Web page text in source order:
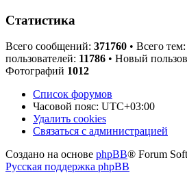
Статистика
Всего сообщений: 371760 • Всего тем:
пользователей: 11786 • Новый
Фотографий 1012
Список форумов
Часовой пояс: UTC+03:00
Удалить cookies
Связаться
администрацией
Связаться с администрацией
Создано на основе phpBB® Forum
Русская поддержка phpBB